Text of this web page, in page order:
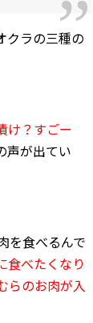
クラの三種の
け？すごー
声が出てい
を食べるんで
食べたくなり
らのお肉が入